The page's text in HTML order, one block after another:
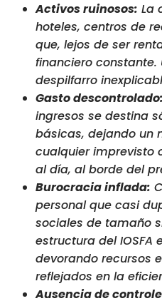
Activos ruinosos: La
hoteles, centros de
que, lejos de ser
financiero
despilfarro
Gasto descontrolado:
ingresos se destina
básicas, dejando un
cualquier imprevisto
al día, al borde del
Burocracia inflada:
personal que casi
sociales de tamaño
estructura del IOSFA
devorando recursos
reflejados en la
Ausencia de